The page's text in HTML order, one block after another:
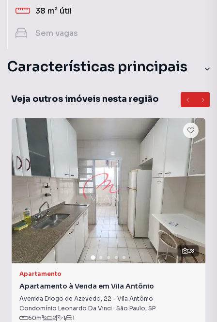
38 m² útil
Sem vagas
Características principais
Veja outros imóveis nesta região
28
Apartamento
Apartamento à Venda em Vila Antônio
Avenida Diogo de Azevedo, 22 - Vila Antônio
Condomínio Leonardo Da Vinci · São Paulo, SP
60m² 2 1 1